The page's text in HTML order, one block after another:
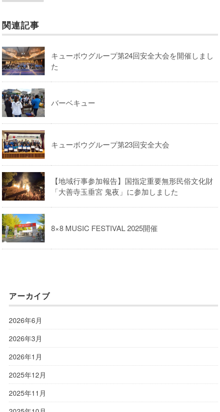
関連記事
キューボウグループ第24回安全大会を開催しまし
た
バーベキュー
キューボウグループ第23回安全大会
【地域行事参加報告】国指定重要無形民俗文化財
「大善寺玉垂宮 鬼夜」に参加しました
8×8 MUSIC FESTIVAL 2025開催
アーカイブ
2026年6月
2026年3月
2026年1月
2025年12月
2025年11月